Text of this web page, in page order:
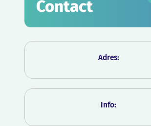
Contact
Adres:
Info: